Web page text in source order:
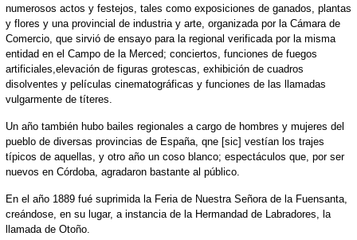
numerosos actos y festejos, tales como exposiciones de ganados, plantas
y flores y una provincial de industria y arte, organizada por la Cámara de
Comercio, que sirvió de ensayo para la regional verificada por la misma
entidad en el Campo de la Merced; conciertos, funciones de fuegos
artificiales,elevación de figuras grotescas, exhibición de cuadros
disolventes y películas cinematográficas y funciones de las llamadas
vulgarmente de títeres.
Un año también hubo bailes regionales a cargo de hombres y mujeres del
pueblo de diversas provincias de España, qne [sic] vestían los trajes
típicos de aquellas, y otro año un coso blanco; espectáculos que, por ser
nuevos en Córdoba, agradaron bastante al público.
En el año 1889 fué suprimida la Feria de Nuestra Señora de la Fuensanta,
creándose, en su lugar, a instancia de la Hermandad de Labradores, la
llamada de Otoño.